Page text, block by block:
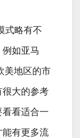
式略有不
如亚马
美地区的市
大的参考
看适合一
能有更多流